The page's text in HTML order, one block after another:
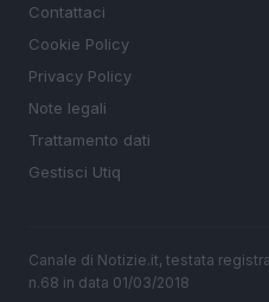
Contattaci
Cookie Policy
Privacy Policy
Note legali
Trattamento dati
Gestisci Utiq
Canale di Notizie.it, testata
n.68 in data 01/03/2018